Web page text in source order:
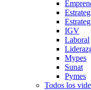
IGV
Laboral
Mypes
Sunat
Pymes
Todos los